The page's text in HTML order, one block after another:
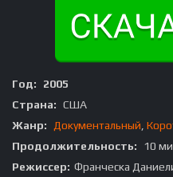
Год:
2005
Страна: США
Жанр:
Документальный
Продолжительность:
10
Режиссер: Франческа